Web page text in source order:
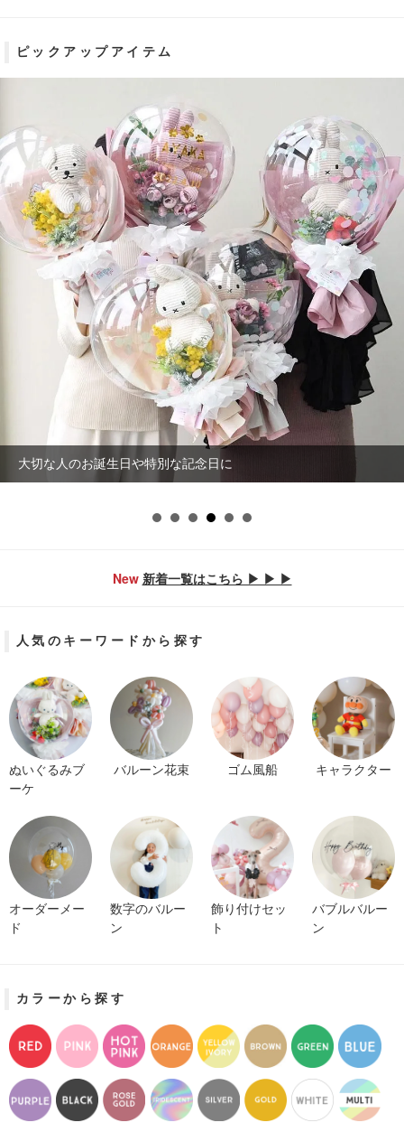
ピックアップアイテム
抜群の存在感と華やかさが人気のバルーンハグ
New 新着一覧はこちら ▶ ▶ ▶
人気のキーワードから探す
ぬいぐるみブ
ーケ
バルーン花束 ゴム風船 キャラクター
オーダーメー
ド
数字のバルー
ン
飾り付けセッ
ト
バブルバルー
ン
カラーから探す